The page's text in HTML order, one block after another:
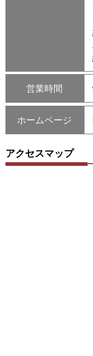
営業時間
ホームページ
アクセスマップ